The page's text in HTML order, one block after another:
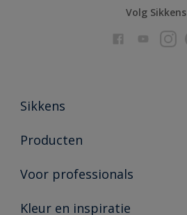
Volg Sikkens
Sikkens
Over Sikkens
Duurzaamheid
Producten
Producten voor binnen
Vind je verkooppunt
Voor professionals
Advies & service
Kleur en inspiratie